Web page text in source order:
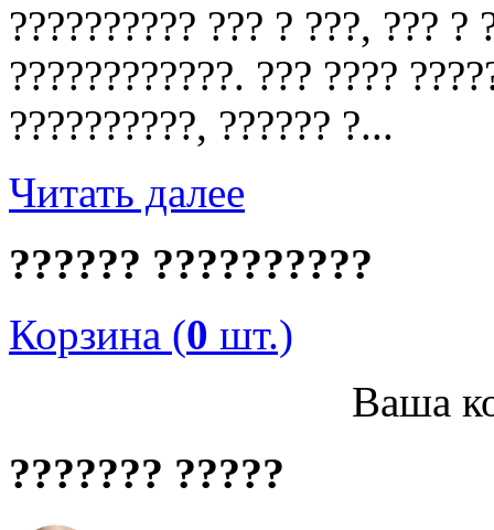
?????????? ??? ? ???, ??? ?
????????????. ??? ????
??????????, ?????? ?...
Читать далее
?????? ??????????
Корзина (0 шт.)
Ваша
??????? ?????